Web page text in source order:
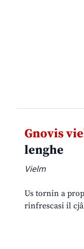
Gnovis
lenghe
Vielm
Us tornin a
rinfrescasi il